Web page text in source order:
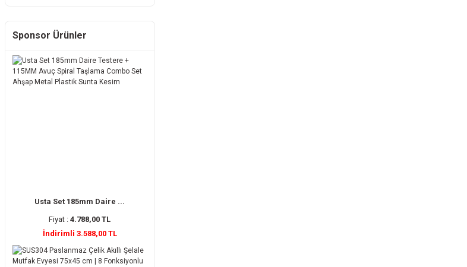
Sponsor Ürünler
Usta Set 185mm Daire ...
Fiyat :4.788,00 TL
İndirimli 3.588,00 TL